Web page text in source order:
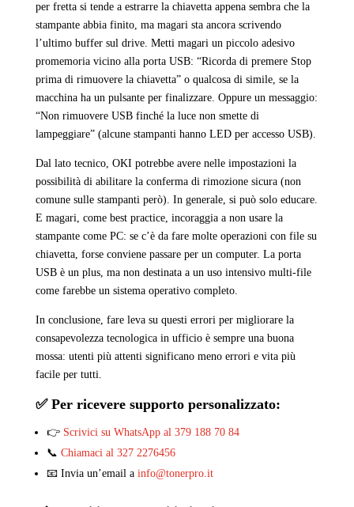
per fretta si tende a estrarre la chiavetta appena sembra che la
stampante abbia finito, ma magari sta ancora scrivendo
l’ultimo buffer sul drive. Metti magari un piccolo adesivo
promemoria vicino alla porta USB: “Ricorda di premere Stop
prima di rimuovere la chiavetta” o qualcosa di simile, se la
macchina ha un pulsante per finalizzare. Oppure un messaggio:
“Non rimuovere USB finché la luce non smette di
lampeggiare” (alcune stampanti hanno LED per accesso USB).
Dal lato tecnico, OKI potrebbe avere nelle impostazioni la
possibilità di abilitare la conferma di rimozione sicura (non
comune sulle stampanti però). In generale, si può solo educare.
E magari, come best practice, incoraggia a non usare la
stampante come PC: se c’è da fare molte operazioni con file su
chiavetta, forse conviene passare per un computer. La porta
USB è un plus, ma non destinata a un uso intensivo multi-file
come farebbe un sistema operativo completo.
In conclusione, fare leva su questi errori per migliorare la
consapevolezza tecnologica in ufficio è sempre una buona
mossa: utenti più attenti significano meno errori e vita più
facile per tutti.
✅ Per ricevere supporto personalizzato:
👉 Scrivici su WhatsApp al 379 188 70 84
📞 Chiamaci al 327 2276456
📧 Invia un’email a info@tonerpro.it